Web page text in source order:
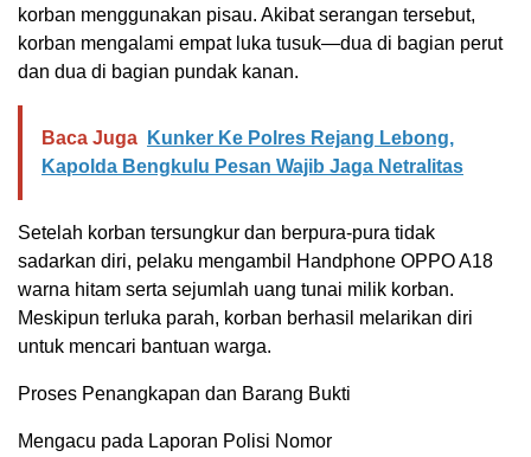
korban menggunakan pisau. Akibat serangan tersebut,
korban mengalami empat luka tusuk—dua di bagian perut
dan dua di bagian pundak kanan.
Baca Juga
Kunker Ke Polres Rejang Lebong,
Kapolda Bengkulu Pesan Wajib Jaga Netralitas
Setelah korban tersungkur dan berpura-pura tidak
sadarkan diri, pelaku mengambil Handphone OPPO A18
warna hitam serta sejumlah uang tunai milik korban.
Meskipun terluka parah, korban berhasil melarikan diri
untuk mencari bantuan warga.
Proses Penangkapan dan Barang Bukti
Mengacu pada Laporan Polisi Nomor